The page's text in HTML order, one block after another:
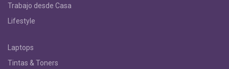
Trabajo desde Casa
Lifestyle
Laptops
Tintas & Toners